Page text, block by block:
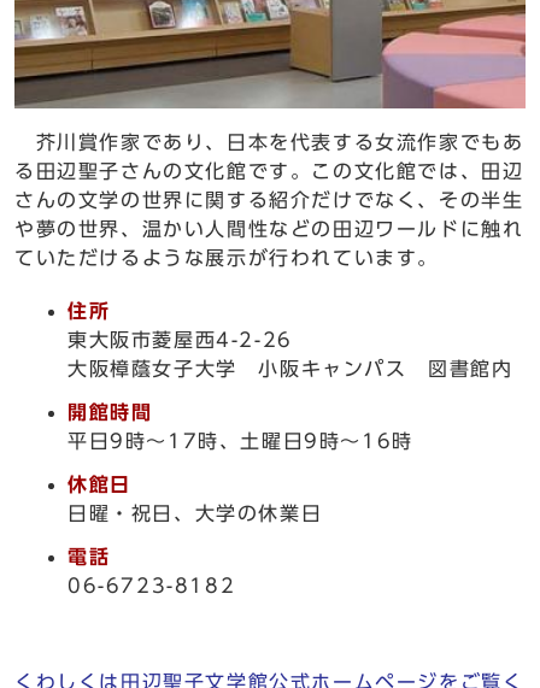
芥川賞作家であり、日本を代表する女流作家でもあ
る田辺聖子さんの文化館です。この文化館では、田辺
さんの文学の世界に関する紹介だけでなく、その半生
や夢の世界、温かい人間性などの田辺ワールドに触れ
ていただけるような展示が行われています。
住所
東大阪市菱屋西4-2-26
大阪樟蔭女子大学 小阪キャンパス 図書館内
開館時間
平日9時～17時、土曜日9時～16時
休館日
日曜・祝日、大学の休業日
電話
06-6723-8182
くわしくは田辺聖子文学館公式ホームページをご覧く